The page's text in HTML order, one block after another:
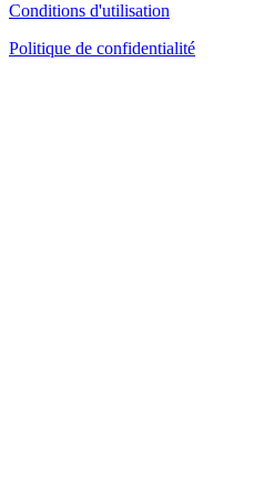
Conditions d'utilisation
Politique de confidentialité